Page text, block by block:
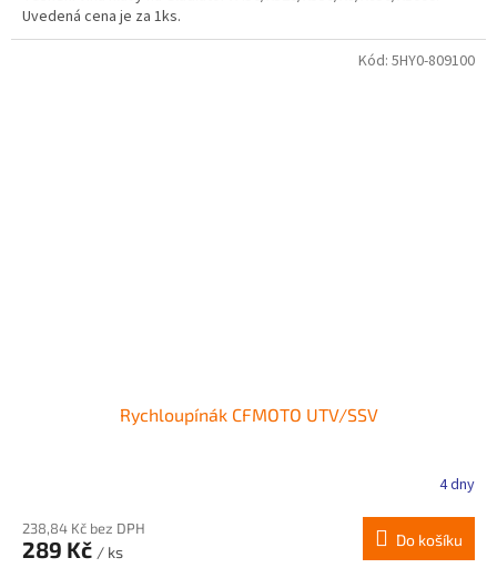
Uvedená cena je za 1ks.
Rychloupínák CFMOTO UTV/SSV
4 dny
238,84 Kč bez DPH
289 Kč / ks
Do košíku
Kód: 5HY0-809100